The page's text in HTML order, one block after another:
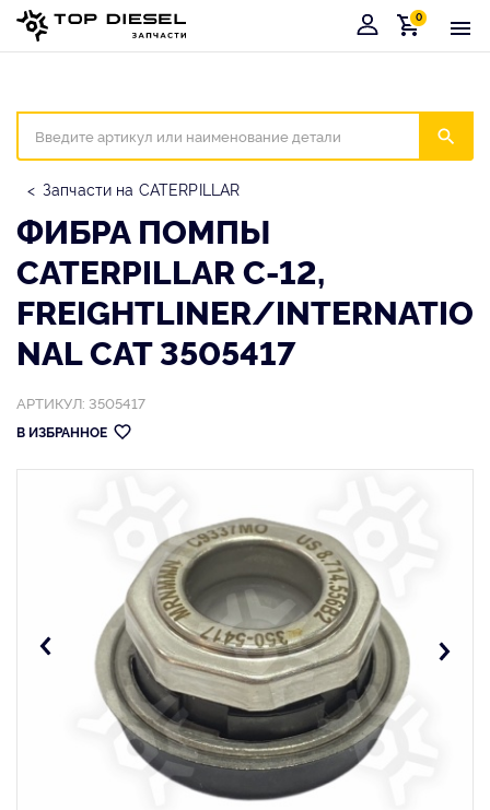
Корзина
0
Запчасти на CATERPILLAR
ФИБРА ПОМПЫ
CATERPILLAR C-12,
FREIGHTLINER/INTERNATIO
NAL CAT 3505417
АРТИКУЛ: 3505417
В ИЗБРАННОЕ